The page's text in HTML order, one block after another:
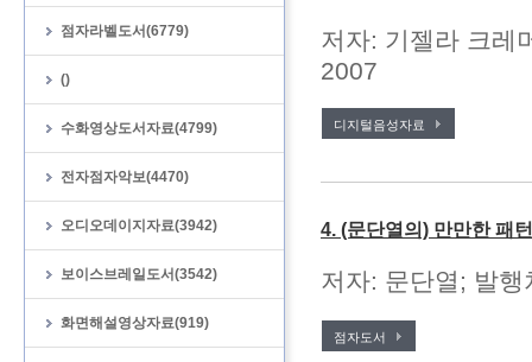
점자라벨도서(6779)
()
수화영상도서자료(4799)
전자점자악보(4470)
오디오데이지자료(3942)
보이스브레일도서(3542)
화면해설영상자료(919)
저자: 기젤라 크레
2007
디지털음성자료
4. (문단열의) 만만한 패
저자: 문단열; 발
점자도서